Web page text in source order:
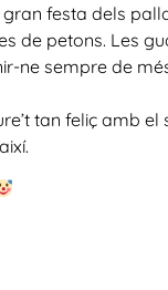
festa dels
de petons. Les
ne sempre de
tan feliç amb el